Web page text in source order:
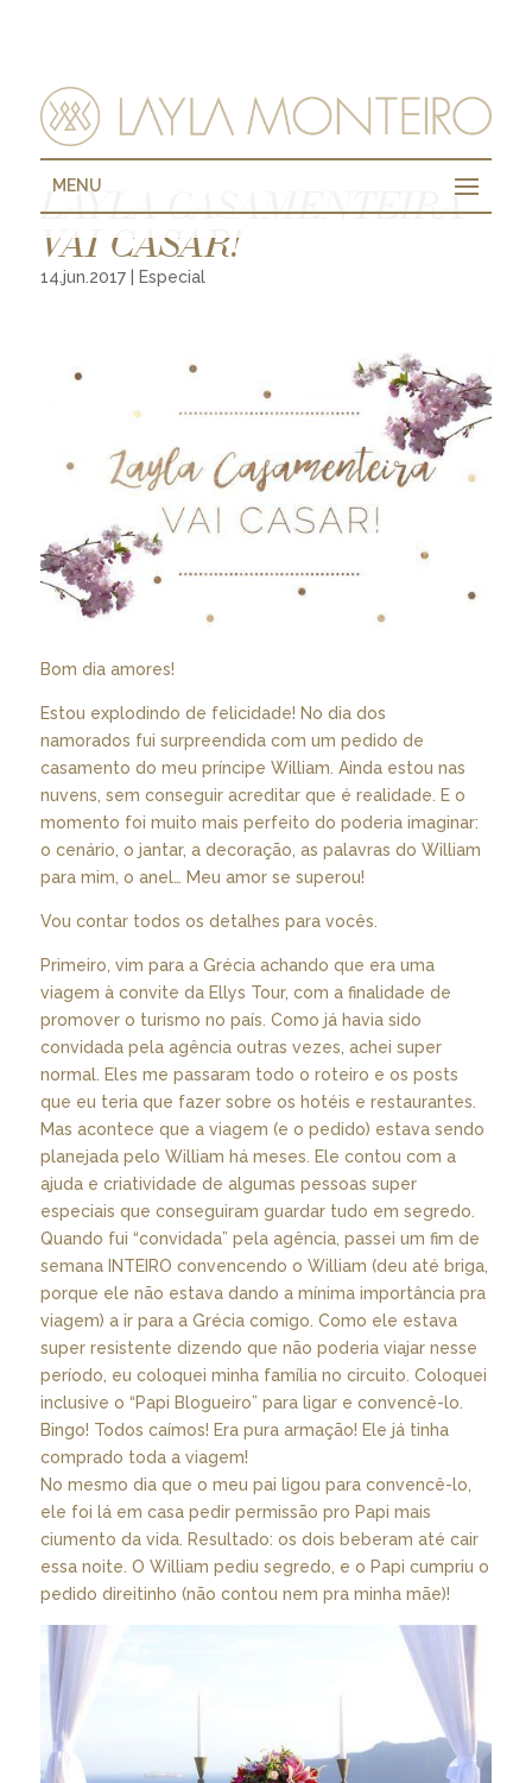
MENU
LAYLA CASAMENTEIRA
VAI CASAR!
14.jun.2017| Especial
Bom dia amores!
Estou explodindo de felicidade! No dia dos
namorados fui surpreendida com um pedido de
casamento do meu príncipe William. Ainda estou nas
nuvens, sem conseguir acreditar que é realidade. E o
momento foi muito mais perfeito do poderia imaginar:
o cenário, o jantar, a decoração, as palavras do William
para mim, o anel… Meu amor se superou!
Vou contar todos os detalhes para vocês.
Primeiro, vim para a Grécia achando que era uma
viagem à convite da Ellys Tour, com a finalidade de
promover o turismo no país. Como já havia sido
convidada pela agência outras vezes, achei super
normal. Eles me passaram todo o roteiro e os posts
que eu teria que fazer sobre os hotéis e restaurantes.
Mas acontece que a viagem (e o pedido) estava sendo
planejada pelo William há meses. Ele contou com a
ajuda e criatividade de algumas pessoas super
especiais que conseguiram guardar tudo em segredo.
Quando fui “convidada” pela agência, passei um fim de
semana INTEIRO convencendo o William (deu até briga,
porque ele não estava dando a mínima importância pra
viagem) a ir para a Grécia comigo. Como ele estava
super resistente dizendo que não poderia viajar nesse
período, eu coloquei minha família no circuito. Coloquei
inclusive o “Papi Blogueiro” para ligar e convencê-lo.
Bingo! Todos caímos! Era pura armação! Ele já tinha
comprado toda a viagem!
No mesmo dia que o meu pai ligou para convencê-lo,
ele foi lá em casa pedir permissão pro Papi mais
ciumento da vida. Resultado: os dois beberam até cair
essa noite. O William pediu segredo, e o Papi cumpriu o
pedido direitinho (não contou nem pra minha mãe)!